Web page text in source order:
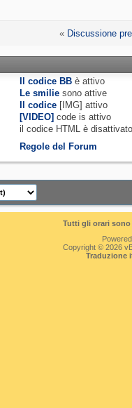
« Discussione
Il codice BB èattivo
Le smilie sono attive
Il codice [IMG]attivo
[VIDEO] code isattivo
il codice HTML è
Regole del Forum
Tutti gli orari
Copyright © 2026
Traduzione